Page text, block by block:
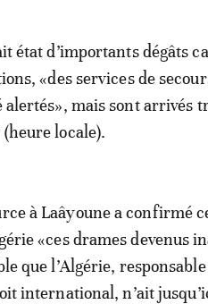
état d’importants dégâts
«des services de
mais sont arrivés
locale).
à Laâyoune a confirmé
«ces drames devenus
que l’Algérie,
international, n’ait